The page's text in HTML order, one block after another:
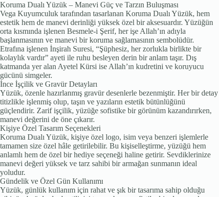
Koruma Dualı Yüzük – Manevi Güç ve Tarzın Buluşması
Vega Kuyumculuk tarafından tasarlanan Koruma Dualı Yüzük, hem
estetik hem de manevi derinliği yüksek özel bir aksesuardır. Yüzüğün
orta kısmında işlenen Besmele-i Şerif, her işe Allah’ın adıyla
başlanmasının ve manevi bir koruma sağlamasının sembolüdür.
Etrafına işlenen İnşirah Suresi, “Şüphesiz, her zorlukla birlikte bir
kolaylık vardır” ayeti ile ruhu besleyen derin bir anlam taşır. Dış
katmanda yer alan Ayetel Kürsi ise Allah’ın kudretini ve koruyucu
gücünü simgeler.
İnce İşçilik ve Gravür Detayları
Yüzük, özenle hazırlanmış gravür desenlerle bezenmiştir. Her bir detay
titizlikle işlenmiş olup, taşın ve yazıların estetik bütünlüğünü
güçlendirir. Zarif işçilik, yüzüğe sofistike bir görünüm kazandırırken,
manevi değerini de öne çıkarır.
Kişiye Özel Tasarım Seçenekleri
Koruma Dualı Yüzük, kişiye özel logo, isim veya benzeri işlemlerle
tamamen size özel hâle getirilebilir. Bu kişiselleştirme, yüzüğü hem
anlamlı hem de özel bir hediye seçeneği haline getirir. Sevdiklerinize
manevi değeri yüksek ve tarz sahibi bir armağan sunmanın ideal
yoludur.
Gündelik ve Özel Gün Kullanımı
Yüzük, günlük kullanım için rahat ve şık bir tasarıma sahip olduğu